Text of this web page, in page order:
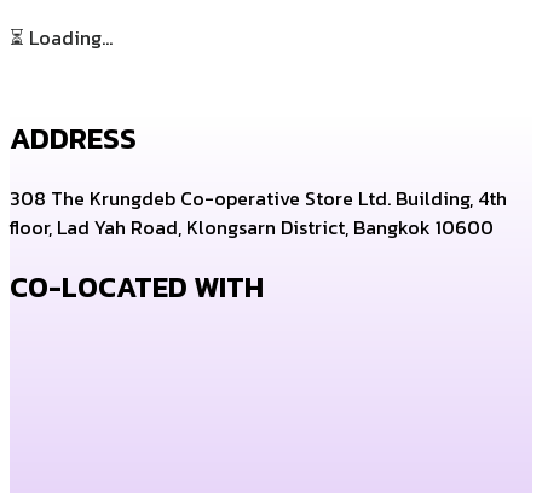
⏳ Loading...
ADDRESS
308 The Krungdeb Co-operative Store Ltd. Building, 4th
floor, Lad Yah Road, Klongsarn District, Bangkok 10600
CO-LOCATED WITH